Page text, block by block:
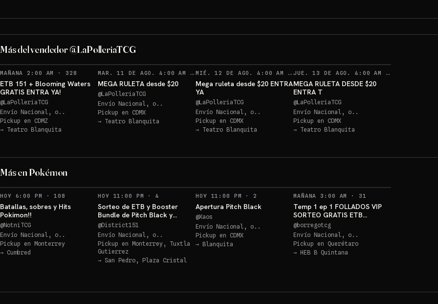
Más del vendedor @LaPolleriaTCG
Sorteo: ETB 151 GRATIS!→
MAÑANA 2:00 AM · 328 RECORDATORIOS
ETB 151 + Blooming Waters
GRATIS ENTRA YA!
@LaPolleriaTCG
Envío Nacional, o..
Pickup en CDMZ
→ Teatro Blanquita
MAR. 11 DE AGO. 4:00 AM ·127 RECORDATORIOS
MEGA RULETA desde $20
@LaPolleriaTCG
Envío Nacional, o..
Pickup en CDMX
→ Teatro Blanquita
MIÉ. 12 DE AGO. 4:00 AM ·113 RECORDATORIOS
Mega ruleta desde $20 ENTRA
YA
@LaPolleriaTCG
Envío Nacional, o..
Pickup en CDMX
→ Teatro Blanquita
JUE. 13 DE AGO. 4:00 AM ·
MEGA RULETA DESDE $20
ENTRA T
@LaPolleriaTCG
Envío Nacional, o..
Pickup en CDMX
→ Teatro Blanquita
Más en Pokémon
Los 3 de Kanto 30
HOY 6:00 PM ·108 RECORDATORIOS
Batallas, sobres y Hits
Pokimon!!
@NotniTCG
Envío Nacional, o..
Pickup en Monterrey
→ Cumbred
HOY 11:00 PM ·4 RECORDATORIOS
Sorteo de ETB y Booster
Bundle de Pitch Black y
Ascended Héroes!!
@District151
Envío Nacional, o..
Pickup en Monterrey, Tuxtla
Gutierrez
→ San Pedro, Plaza Cristal
HOY 11:00 PM · 2 RECORDATORIOS
Apertura Pitch Black
@Xaos
Envío Nacional, o..
Pickup en CDMX
→ Blanquita
ETB
MAÑANA 3:00 AM · 31
Temp 1 ep 1 FOLLADOS VIP
SORTEO GRATIS ETB
POKEMON CENTER DESTINED
RIVALS
@borregotcg
Envío Nacional, o..
Pickup en Querétaro
→ HEB B Quintana